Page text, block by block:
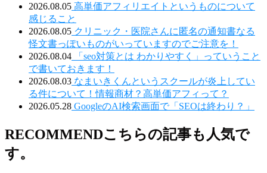
2026.08.05 高単価アフィリエイトというものについて
感じること
2026.08.05 クリニック・医院さんに匿名の通知書なる
怪文書っぽいものがいっていますのでご注意を！
2026.08.04 「seo対策とは わかりやすく」っていうこと
で書いておきます！
2026.08.03 なまいきくんというスクールが炎上してい
る件について！情報商材？高単価アフィって？
2026.05.28 GoogleのAI検索画面で「SEOは終わり？」
RECOMMENDこちらの記事も人気で
す。